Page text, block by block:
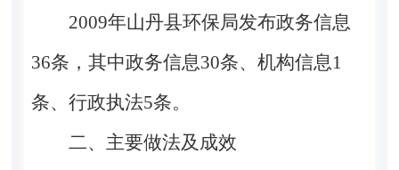
2009年山丹县环保局发布政务信息
36条，其中政务信息30条、机构信息1
条、行政执法5条。
二、主要做法及成效